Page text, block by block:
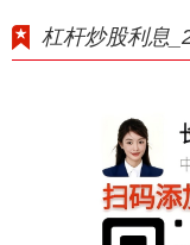
杠杆炒股利息